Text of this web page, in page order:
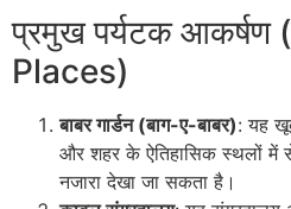
प्रमुख पर्यटक
Places)
बाबर गार्डन (बाग-ए-बाबर): यह
और शहर के ऐतिहासिक स्थलों में
नजारा देखा जा सकता है।